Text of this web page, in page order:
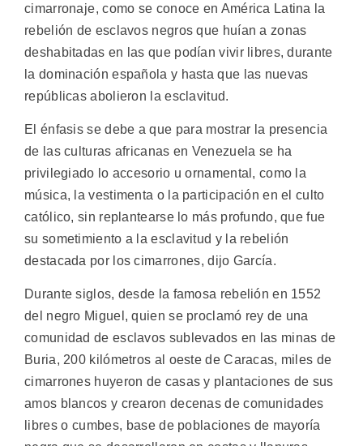
cimarronaje, como se conoce en América Latina la
rebelión de esclavos negros que huían a zonas
deshabitadas en las que podían vivir libres, durante
la dominación española y hasta que las nuevas
repúblicas abolieron la esclavitud.
El énfasis se debe a que para mostrar la presencia
de las culturas africanas en Venezuela se ha
privilegiado lo accesorio u ornamental, como la
música, la vestimenta o la participación en el culto
católico, sin replantearse lo más profundo, que fue
su sometimiento a la esclavitud y la rebelión
destacada por los cimarrones, dijo García.
Durante siglos, desde la famosa rebelión en 1552
del negro Miguel, quien se proclamó rey de una
comunidad de esclavos sublevados en las minas de
Buria, 200 kilómetros al oeste de Caracas, miles de
cimarrones huyeron de casas y plantaciones de sus
amos blancos y crearon decenas de comunidades
libres o cumbes, base de poblaciones de mayoría